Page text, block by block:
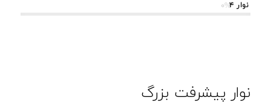
نوار 4 0%
نوار پیشرفت بزرگ